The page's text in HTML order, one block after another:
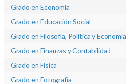
Grado en Economía
Grado en Educación Social
Grado en Filosofía, Política y Economía
Grado en Finanzas y Contabilidad
Grado en Física
Grado en Fotografía